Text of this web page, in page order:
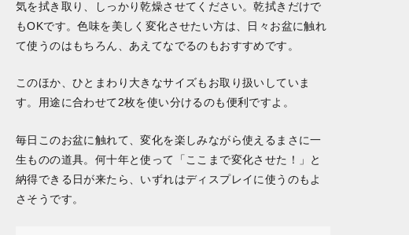
気を拭き取り、しっかり乾燥させてください。乾拭きだけで
もOKです。色味を美しく変化させたい方は、日々お盆に触れ
て使うのはもちろん、あえてなでるのもおすすめです。
このほか、ひとまわり大きなサイズもお取り扱いしていま
す。用途に合わせて2枚を使い分けるのも便利ですよ。
毎日このお盆に触れて、変化を楽しみながら使えるまさに一
生ものの道具。何十年と使って「ここまで変化させた！」と
納得できる日が来たら、いずれはディスプレイに使うのもよ
さそうです。